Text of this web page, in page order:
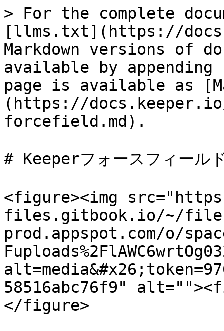
> For the complete
[llms.txt](https://
Markdown versions of
available by
page is available as
(https://
forcefield.md).
# Keeperフォースフィール
<figure><img
files.gitbook.io/~/
prod.appspot.com/o/
58516abc76f9"
</figure>